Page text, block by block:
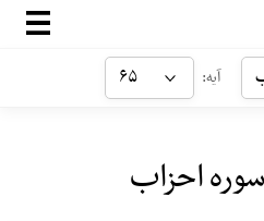
ارتباط با ما
آیه: ۶۵